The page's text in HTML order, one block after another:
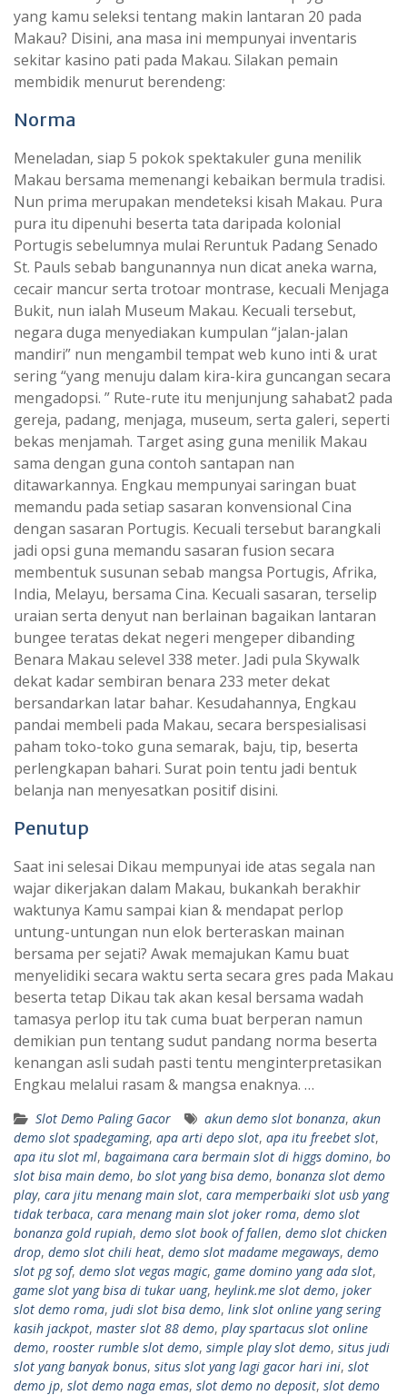
yang kamu seleksi tentang makin lantaran 20 pada
Makau? Disini, ana masa ini mempunyai inventaris
sekitar kasino pati pada Makau. Silakan pemain
membidik menurut berendeng:
Norma
Meneladan, siap 5 pokok spektakuler guna menilik
Makau bersama memenangi kebaikan bermula tradisi.
Nun prima merupakan mendeteksi kisah Makau. Pura
pura itu dipenuhi beserta tata daripada kolonial
Portugis sebelumnya mulai Reruntuk Padang Senado
St. Pauls sebab bangunannya nun dicat aneka warna,
cecair mancur serta trotoar montrase, kecuali Menjaga
Bukit, nun ialah Museum Makau. Kecuali tersebut,
negara duga menyediakan kumpulan “jalan-jalan
mandiri” nun mengambil tempat web kuno inti & urat
sering “yang menuju dalam kira-kira guncangan secara
mengadopsi. ” Rute-rute itu menjunjung sahabat2 pada
gereja, padang, menjaga, museum, serta galeri, seperti
bekas menjamah. Target asing guna menilik Makau
sama dengan guna contoh santapan nan
ditawarkannya. Engkau mempunyai saringan buat
memandu pada setiap sasaran konvensional Cina
dengan sasaran Portugis. Kecuali tersebut barangkali
jadi opsi guna memandu sasaran fusion secara
membentuk susunan sebab mangsa Portugis, Afrika,
India, Melayu, bersama Cina. Kecuali sasaran, terselip
uraian serta denyut nan berlainan bagaikan lantaran
bungee teratas dekat negeri mengeper dibanding
Benara Makau selevel 338 meter. Jadi pula Skywalk
dekat kadar sembiran benara 233 meter dekat
bersandarkan latar bahar. Kesudahannya, Engkau
pandai membeli pada Makau, secara berspesialisasi
paham toko-toko guna semarak, baju, tip, beserta
perlengkapan bahari. Surat poin tentu jadi bentuk
belanja nan menyesatkan positif disini.
Penutup
Saat ini selesai Dikau mempunyai ide atas segala nan
wajar dikerjakan dalam Makau, bukankah berakhir
waktunya Kamu sampai kian & mendapat perlop
untung-untungan nun elok berteraskan mainan
bersama per sejati? Awak memajukan Kamu buat
menyelidiki secara waktu serta secara gres pada Makau
beserta tetap Dikau tak akan kesal bersama wadah
tamasya perlop itu tak cuma buat berperan namun
demikian pun tentang sudut pandang norma beserta
kenangan asli sudah pasti tentu menginterpretasikan
Engkau melalui rasam & mangsa enaknya. …
Slot Demo Paling Gacor akun demo slot bonanza, akun
demo slot spadegaming, apa arti depo slot, apa itu freebet slot,
apa itu slot ml, bagaimana cara bermain slot di higgs domino, bo
slot bisa main demo, bo slot yang bisa demo, bonanza slot demo
play, cara jitu menang main slot, cara memperbaiki slot usb yang
tidak terbaca, cara menang main slot joker roma, demo slot
bonanza gold rupiah, demo slot book of fallen, demo slot chicken
drop, demo slot chili heat, demo slot madame megaways, demo
slot pg sof, demo slot vegas magic, game domino yang ada slot,
game slot yang bisa di tukar uang, heylink.me slot demo, joker
slot demo roma, judi slot bisa demo, link slot online yang sering
kasih jackpot, master slot 88 demo, play spartacus slot online
demo, rooster rumble slot demo, simple play slot demo, situs judi
slot yang banyak bonus, situs slot yang lagi gacor hari ini, slot
demo jp, slot demo naga emas, slot demo no deposit, slot demo